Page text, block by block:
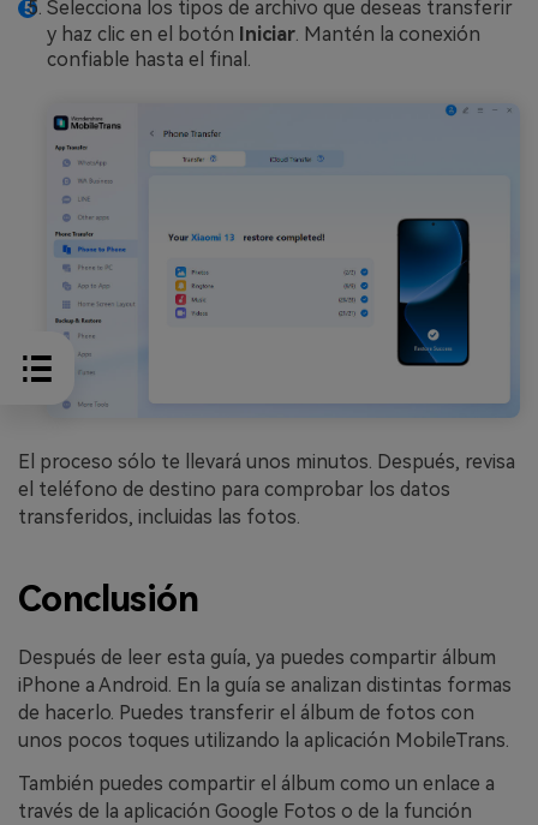
Selecciona los tipos de archivo que deseas transferir
y haz clic en el botón Iniciar. Mantén la conexión
confiable hasta el final.
El proceso sólo te llevará unos minutos. Después, revisa
el teléfono de destino para comprobar los datos
transferidos, incluidas las fotos.
Conclusión
Después de leer esta guía, ya puedes compartir álbum
iPhone a Android. En la guía se analizan distintas formas
de hacerlo. Puedes transferir el álbum de fotos con
unos pocos toques utilizando la aplicación MobileTrans.
También puedes compartir el álbum como un enlace a
través de la aplicación Google Fotos o de la función